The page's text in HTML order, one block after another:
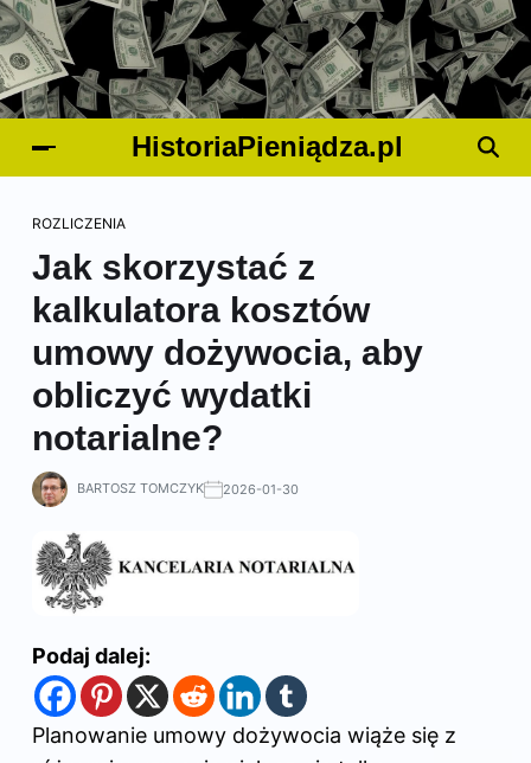
HistoriaPieniądza.pl
ROZLICZENIA
Jak skorzystać z
kalkulatora kosztów
umowy dożywocia, aby
obliczyć wydatki
notarialne?
BARTOSZ TOMCZYK 2026-01-30
Podaj dalej:
Planowanie umowy dożywocia wiąże się z